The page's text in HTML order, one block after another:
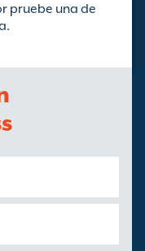
pruebe una de